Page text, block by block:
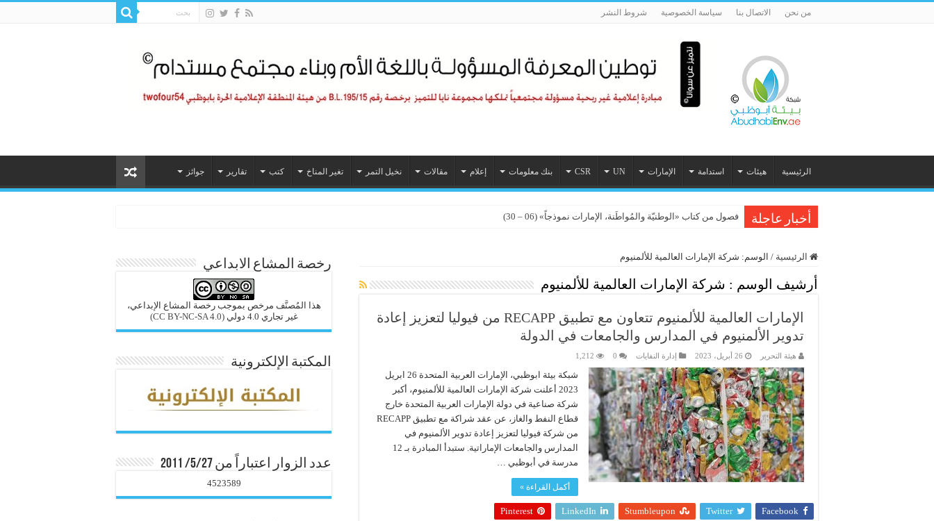
من نحن الاتصال بنا سياسة الخصوصية شروط النشر
الرئيسية هيئات استدامة الإمارات UN
CSR بنك معلومات إعلام مقالات نخيل التمر تغير المناخ كتب تقارير جوائز
أخبار عاجلة فصول من كتاب «الوطنيّة والمُواطَنة، الإمارات نموذجاً» (06 – 30)
الرئيسية / الوسم: شركة الإمارات العالمية للألمنيوم
أرشيف الوسم : شركة الإمارات العالمية للألمنيوم
الإمارات العالمية للألمنيوم تتعاون مع تطبيق RECAPP من فيوليا لتعزيز إعادة
تدوير الألمنيوم في المدارس والجامعات في الدولة
هيئة التحرير 26 أبريل، 2023 إدارة النفايات 0
1,212
شبكة بيئة ابوظبي، الإمارات العربية المتحدة 26 ابريل
2023 أعلنت شركة الإمارات العالمية للألمنيوم، أكبر
شركة صناعية في دولة الإمارات العربية المتحدة خارج
قطاع النفط والغاز، عن عقد شراكة مع تطبيق RECAPP
من شركة فيوليا لتعزيز إعادة تدوير الألمنيوم في
المدارس والجامعات الإماراتية. ستبدأ المبادرة بـ 12
مدرسة في أبوظبي …
أكمل القراءة »
Facebook
Twitter
Stumbleupon
LinkedIn
Pinterest
رخصة المشاع الابداعي
هذا المُصنَّف مرخص بموجب رخصة المشاع الإبداعي،
غير تجاري 4.0 دولي
(CC BY-NC-SA 4.0)
المكتبة الإلكترونية
عدد الزوار اعتباراً من 5/27/ 2011
4523589